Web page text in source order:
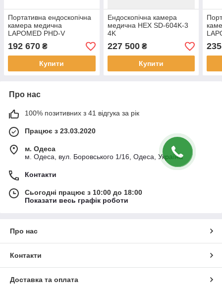
Портативна ендоскопічна
камера медична
LAPOMED PHD-V
192 670 ₴
Купити
Ендоскопічна камера
медична HEX SD-604K-3
4K
227 500₴
Купити
Про нас
100% позитивних з 41 відгука за рік
Працює з 23.03.2020
м. Одеса
м. Одеса, вул. Боровського 1/16, Одеса, Україна
Контакти
Сьогодні працює з 10:00 до 18:00
Показати весь графік роботи
Про нас
Контакти
Доставка та оплата